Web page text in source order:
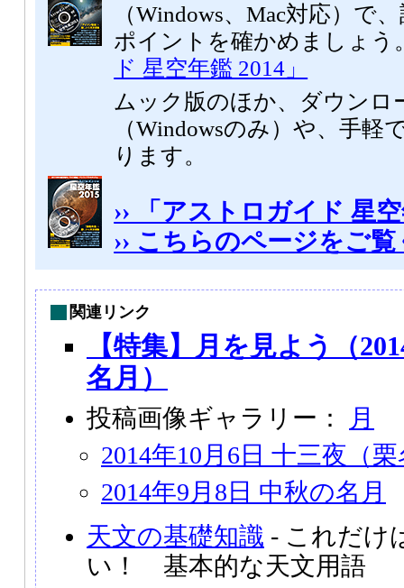
（Windows、Mac対応）で
ポイントを確かめましょ
ド 星空年鑑 2014」
ムック版のほか、ダウンロ
（Windowsのみ）や、手軽
ります。
›› 「アストロガイド 星
›› こちらのページをご
関連リンク
【特集】月を見よう（
名月）
投稿画像ギャラリー：
月
2014年10月6日 十三夜（
2014年9月8日 中秋の名月
天文の基礎知識 - これだけ
い！ 基本的な天文用語